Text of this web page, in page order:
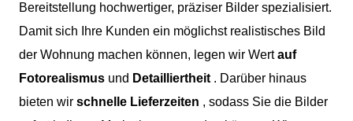
Bereitstellung hochwertiger, präziser Bilder spezialisiert.
Damit sich Ihre Kunden ein möglichst realistisches Bild
der Wohnung machen können, legen wir Wertauf
Fotorealismus und Detailliertheit . Darüber hinaus
bieten wir schnelle Lieferzeiten , sodass Sie die Bilder